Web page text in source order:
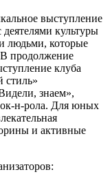
выступление
деятелями культуры
людьми, которые
продолжение
клуба
стиль»
знаем»,
н-рола. Для юных
и активные